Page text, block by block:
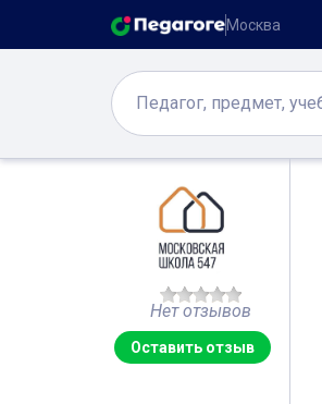
Москва
Нет отзывов
Оставить отзыв